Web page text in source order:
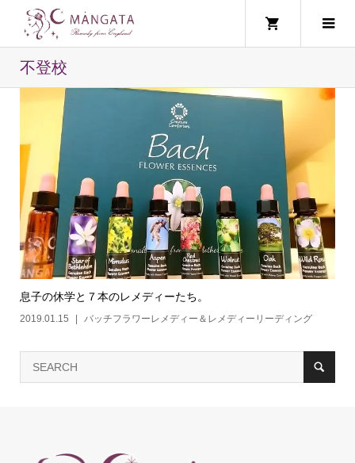
不登校
息子の休学と７本のレメディーたち。
2019.01.15 バッチフラワーレメディー＆レメディーリーディング